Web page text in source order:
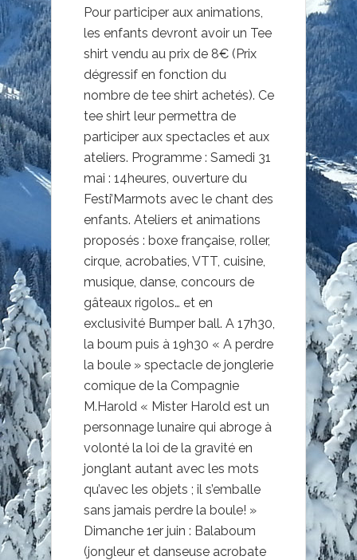
Pour participer aux animations,
les enfants devront avoir un Tee
shirt vendu au prix de 8€ (Prix
dégressif en fonction du
nombre de tee shirt achetés). Ce
tee shirt leur permettra de
participer aux spectacles et aux
ateliers. Programme : Samedi 31
mai : 14heures, ouverture du
Festi’Marmots avec le chant des
enfants. Ateliers et animations
proposés : boxe française, roller,
cirque, acrobaties, VTT, cuisine,
musique, danse, concours de
gâteaux rigolos… et en
exclusivité Bumper ball. A 17h30,
la boum puis à 19h30 « A perdre
la boule » spectacle de jonglerie
comique de la Compagnie
M.Harold « Mister Harold est un
personnage lunaire qui abroge à
volonté la loi de la gravité en
jonglant autant avec les mots
qu’avec les objets ; il s’emballe
sans jamais perdre la boule! »
Dimanche 1er juin : Balaboum
(jongleur et danseuse acrobate